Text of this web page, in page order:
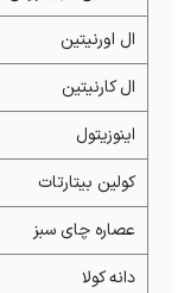
ال اورنیتین
ال کارنیتین
اینوزیتول
کولین بیتارتات
عصاره چای سبز
دانه کولا